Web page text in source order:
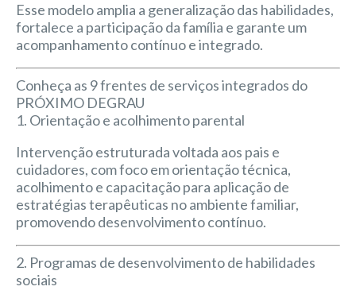
Esse modelo amplia a generalização das habilidades,
fortalece a participação da família e garante um
acompanhamento contínuo e integrado.
Conheça as 9 frentes de serviços integrados do
PRÓXIMO DEGRAU
1. Orientação e acolhimento parental
Intervenção estruturada voltada aos pais e
cuidadores, com foco em orientação técnica,
acolhimento e capacitação para aplicação de
estratégias terapêuticas no ambiente familiar,
promovendo desenvolvimento contínuo.
2. Programas de desenvolvimento de habilidades
sociais